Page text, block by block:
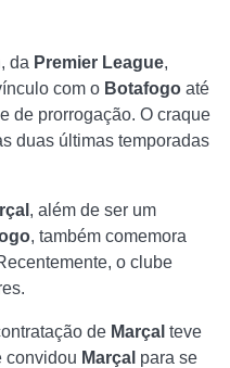
, da Premier League,
com o Botafogo até
de prorrogação. O craque
duas últimas temporadas
, além de ser um
, também comemora
o clube
de Marçal teve
convidou Marçal para se